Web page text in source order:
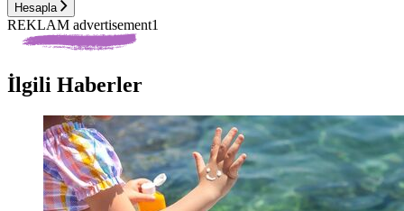
Hesapla
REKLAM advertisement1
İlgili Haberler